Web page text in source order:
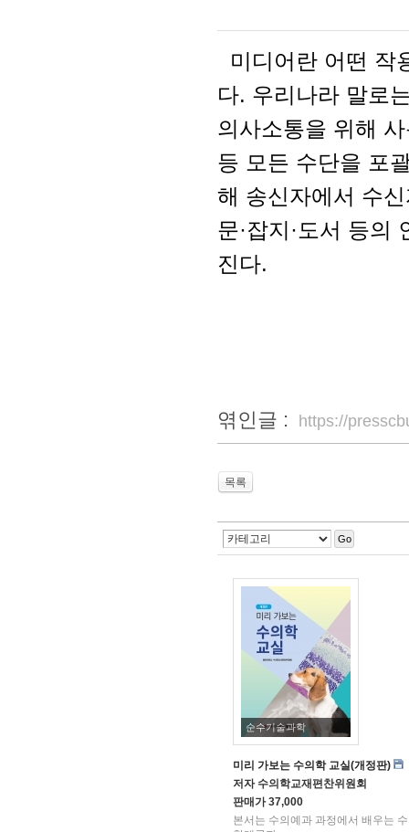
미디어란 어떤 작
다. 우리나라 말로
의사소통을 위해
등 모든 수단을 포
해 송신자에서 수
문·잡지·도서 등의
진다.
엮인글 : https://
목록
Go
순수기술과학
미리 가보는 수의학 교실(개정판)
저자수의학교재편찬위원회
판매가37,000
본서는 수의예과 과정에서 배우는